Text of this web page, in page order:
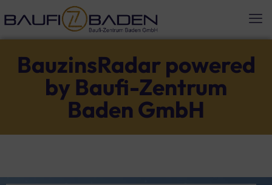
BauzinsRadar powered
by Baufi-Zentrum
Baden GmbH